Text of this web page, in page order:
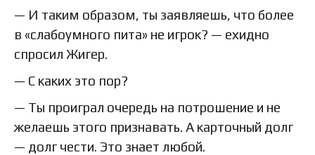
— И таким образом, ты заявляешь, что более
в «слабоумного пита» не игрок? — ехидно
спросил Жигер.
— С каких это пор?
— Ты проиграл очередь на потрошение и не
желаешь этого признавать. А карточный долг
— долг чести. Это знает любой.